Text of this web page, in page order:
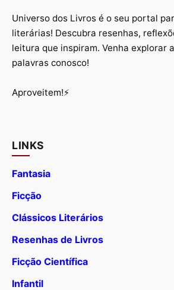
Universo dos Livros é o seu portal
literárias! Descubra resenhas,
leitura que inspiram. Venha explorar
palavras conosco!
Aproveitem!⚡
LINKS
Fantasia
Ficção
Clássicos Literários
Resenhas de Livros
Ficção Científica
Infantil